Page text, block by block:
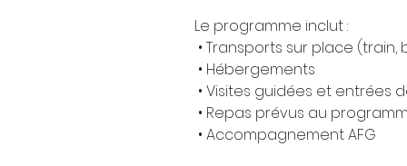
Le programme inclut :
• Transports sur place (train,
• Hébergements
• Visites guidées et entrées
• Repas prévus au
• Accompagnement AFG